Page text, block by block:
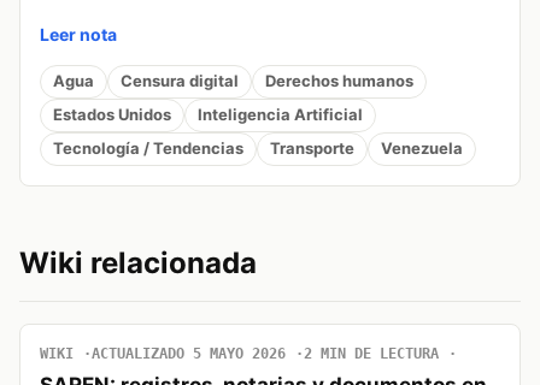
Leer nota
Agua Censura digital
Derechos humanos
Estados Unidos
Inteligencia Artificial
Tecnología / Tendencias
Transporte Venezuela
Wiki relacionada
WIKI ACTUALIZADO 5 MAYO 2026 2 MIN DE LECTURA